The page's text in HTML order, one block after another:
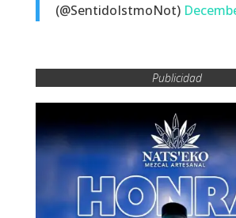
(@SentidoIstmoNot)
Publicidad